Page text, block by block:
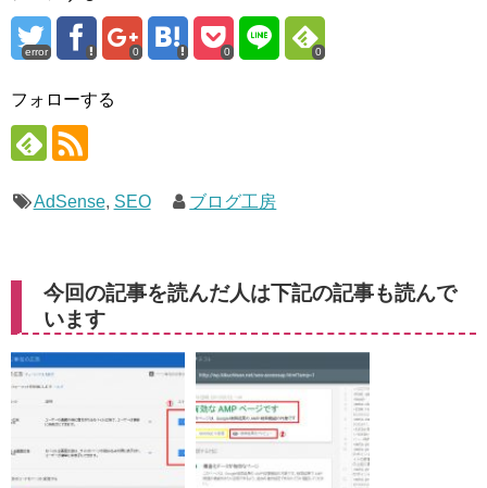
error 0 0 0
フォローする
AdSense, SEO ブログ工房
今回の記事を読んだ人は下記の記事も読んで
います